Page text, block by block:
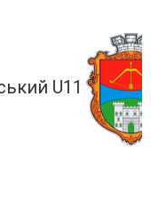
U11